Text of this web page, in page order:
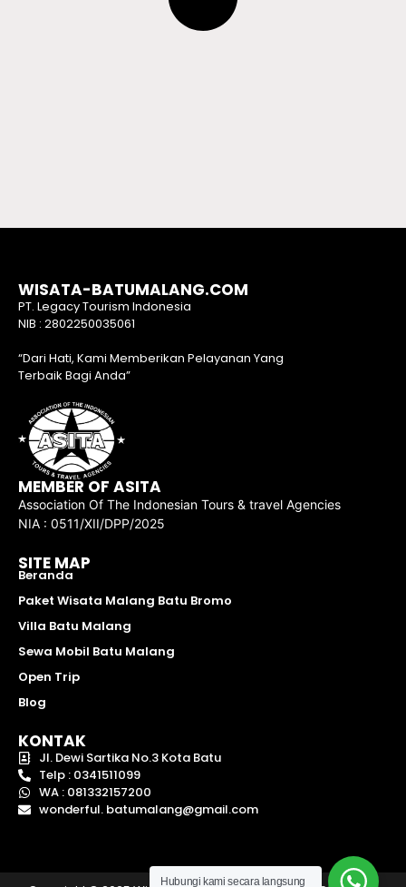
WISATA-BATUMALANG.COM
PT. Legacy Tourism Indonesia
NIB : 2802250035061
“Dari Hati, Kami Memberikan Pelayanan Yang
Terbaik Bagi Anda”
MEMBER OF ASITA
Association Of The Indonesian Tours & travel Agencies
NIA : 0511/XII/DPP/2025
SITE MAP
Beranda
Paket Wisata Malang Batu Bromo
Villa Batu Malang
Sewa Mobil Batu Malang
Open Trip
Blog
KONTAK
Jl. Dewi Sartika No.3 Kota Batu
Telp : 0341511099
WA : 081332157200
wonderful. batumalang@gmail.com
Hubungi kami secara langsung